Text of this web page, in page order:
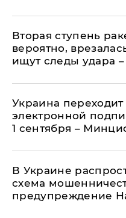
Вторая ступень
вероятно,
ищут следы удара
Украина
электронной
1 сентября –
В Украине
схема
предупреждение